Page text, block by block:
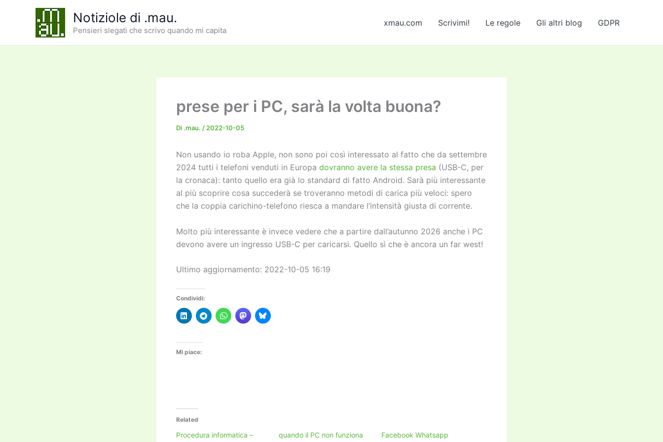
Notiziole di .mau.
Pensieri slegati che scrivo quando mi capita
xmau.com Scrivimi! Le regole Gli altri blog GDPR
prese per i PC, sarà la volta buona?
Di .mau. / 2022-10-05
Non usando io roba Apple, non sono poi così interessato al fatto che da settembre
2024 tutti i telefoni venduti in Europa dovranno avere la stessa presa (USB-C, per
la cronaca): tanto quello era già lo standard di fatto Android. Sarà più interessante
al più scoprire cosa succederà se troveranno metodi di carica più veloci: spero
che la coppia carichino-telefono riesca a mandare l’intensità giusta di corrente.
Molto più interessante è invece vedere che a partire dall’autunno 2026 anche i PC
devono avere un ingresso USB-C per caricarsi. Quello sì che è ancora un far west!
Ultimo aggiornamento: 2022-10-05 16:19
Condividi:
Mi piace:
Related
Procedura informatica –
quando il PC non funziona
Facebook Whatsapp